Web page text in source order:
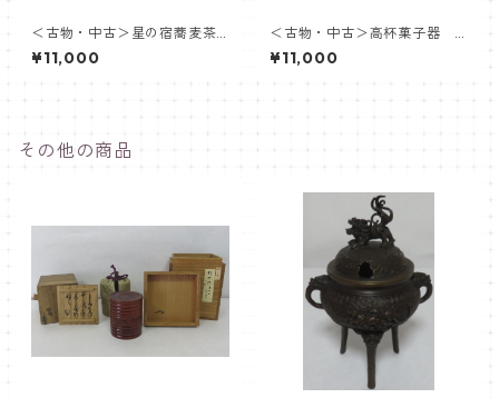
＜古物・中古＞星の宿蕎麦茶
盌 中村与平
¥11,000
＜古物・中古＞高杯菓子器
象彦
¥11,000
その他の商品